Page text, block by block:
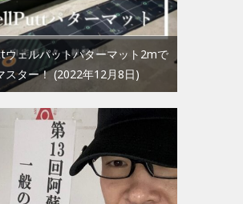
ウェルパットパターマット2mで
スター！ 2022年12月8日